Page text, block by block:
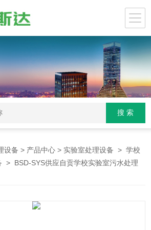
设备 > 产品中心 > 实验室处理设备 >学校
> BSD-SYS供应自贡学校实验室污水处理